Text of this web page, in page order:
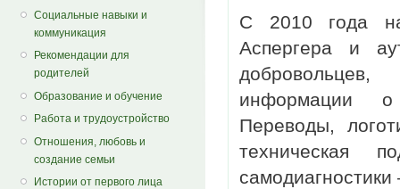
Социальные навыки и
коммуникация
Рекомендации для
родителей
Образование и обучение
Работа и трудоустройство
Отношения, любовь и
создание семьи
Истории от первого лица
С 2010 года
Аспергера и
информации о
Переводы,
техническая